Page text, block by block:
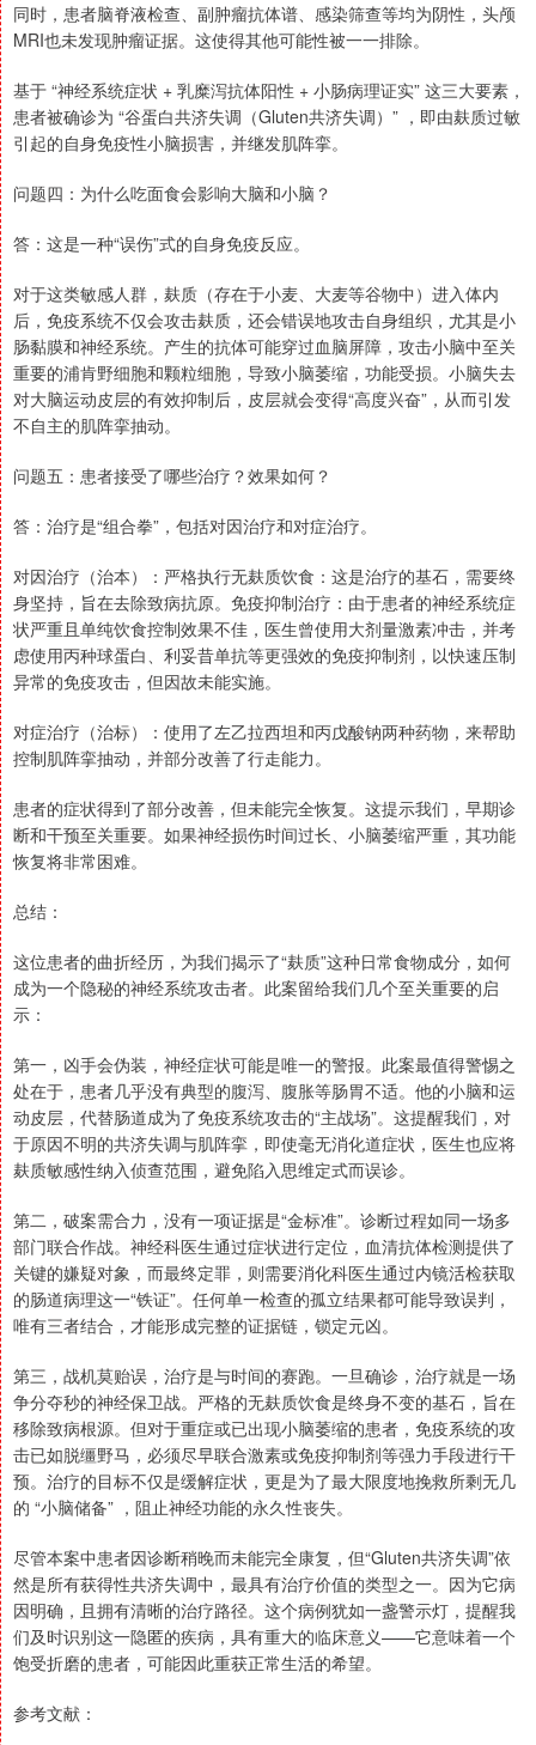
同时，患者脑脊液检查、副肿瘤抗体谱、感染筛查等均为阴性，头颅
MRI也未发现肿瘤证据。这使得其他可能性被一一排除。
基于 “神经系统症状 + 乳糜泻抗体阳性 + 小肠病理证实” 这三大要素，
患者被确诊为 “谷蛋白共济失调（Gluten共济失调）” ，即由麸质过敏
引起的自身免疫性小脑损害，并继发肌阵挛。
问题四：为什么吃面食会影响大脑和小脑？
答：这是一种“误伤”式的自身免疫反应。
对于这类敏感人群，麸质（存在于小麦、大麦等谷物中）进入体内
后，免疫系统不仅会攻击麸质，还会错误地攻击自身组织，尤其是小
肠黏膜和神经系统。产生的抗体可能穿过血脑屏障，攻击小脑中至关
重要的浦肯野细胞和颗粒细胞，导致小脑萎缩，功能受损。小脑失去
对大脑运动皮层的有效抑制后，皮层就会变得“高度兴奋”，从而引发
不自主的肌阵挛抽动。
问题五：患者接受了哪些治疗？效果如何？
答：治疗是“组合拳”，包括对因治疗和对症治疗。
对因治疗（治本）：严格执行无麸质饮食：这是治疗的基石，需要终
身坚持，旨在去除致病抗原。免疫抑制治疗：由于患者的神经系统症
状严重且单纯饮食控制效果不佳，医生曾使用大剂量激素冲击，并考
虑使用丙种球蛋白、利妥昔单抗等更强效的免疫抑制剂，以快速压制
异常的免疫攻击，但因故未能实施。
对症治疗（治标）：使用了左乙拉西坦和丙戊酸钠两种药物，来帮助
控制肌阵挛抽动，并部分改善了行走能力。
患者的症状得到了部分改善，但未能完全恢复。这提示我们，早期诊
断和干预至关重要。如果神经损伤时间过长、小脑萎缩严重，其功能
恢复将非常困难。
总结：
这位患者的曲折经历，为我们揭示了“麸质”这种日常食物成分，如何
成为一个隐秘的神经系统攻击者。此案留给我们几个至关重要的启
示：
第一，凶手会伪装，神经症状可能是唯一的警报。此案最值得警惕之
处在于，患者几乎没有典型的腹泻、腹胀等肠胃不适。他的小脑和运
动皮层，代替肠道成为了免疫系统攻击的“主战场”。这提醒我们，对
于原因不明的共济失调与肌阵挛，即使毫无消化道症状，医生也应将
麸质敏感性纳入侦查范围，避免陷入思维定式而误诊。
第二，破案需合力，没有一项证据是“金标准”。诊断过程如同一场多
部门联合作战。神经科医生通过症状进行定位，血清抗体检测提供了
关键的嫌疑对象，而最终定罪，则需要消化科医生通过内镜活检获取
的肠道病理这一“铁证”。任何单一检查的孤立结果都可能导致误判，
唯有三者结合，才能形成完整的证据链，锁定元凶。
第三，战机莫贻误，治疗是与时间的赛跑。一旦确诊，治疗就是一场
争分夺秒的神经保卫战。严格的无麸质饮食是终身不变的基石，旨在
移除致病根源。但对于重症或已出现小脑萎缩的患者，免疫系统的攻
击已如脱缰野马，必须尽早联合激素或免疫抑制剂等强力手段进行干
预。治疗的目标不仅是缓解症状，更是为了最大限度地挽救所剩无几
的 “小脑储备” ，阻止神经功能的永久性丧失。
尽管本案中患者因诊断稍晚而未能完全康复，但“Gluten共济失调”依
然是所有获得性共济失调中，最具有治疗价值的类型之一。因为它病
因明确，且拥有清晰的治疗路径。这个病例犹如一盏警示灯，提醒我
们及时识别这一隐匿的疾病，具有重大的临床意义——它意味着一个
饱受折磨的患者，可能因此重获正常生活的希望。
参考文献：